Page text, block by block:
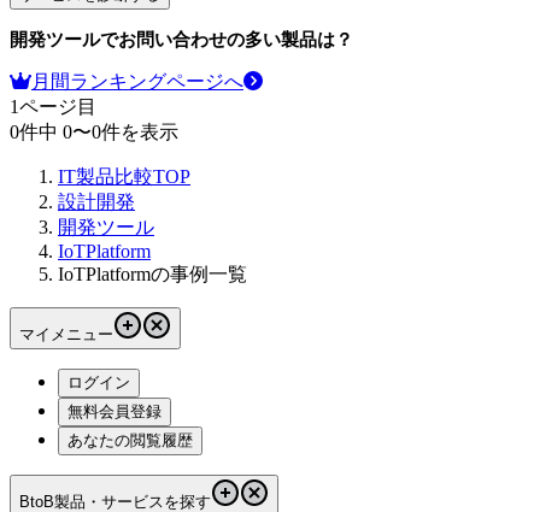
開発ツールでお問い合わせの多い製品は？
月間ランキングページへ
1ページ目
0件中 0〜0件を表示
IT製品比較TOP
設計開発
開発ツール
IoTPlatform
IoTPlatformの事例一覧
マイメニュー
ログイン
無料会員登録
あなたの閲覧履歴
BtoB製品・サービスを探す